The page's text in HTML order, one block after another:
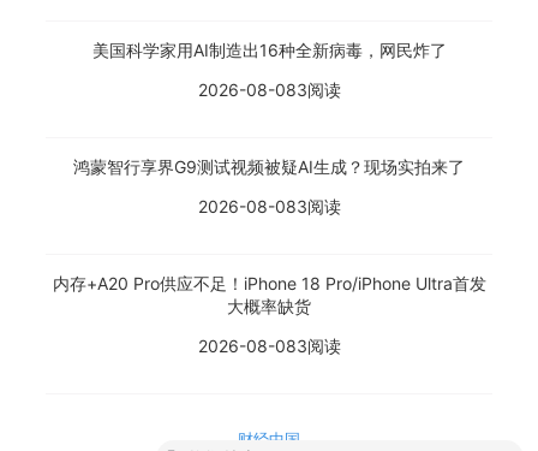
美国科学家用AI制造出16种全新病毒，网民炸了
2026-08-083阅读
鸿蒙智行享界G9测试视频被疑AI生成？现场实拍来了
2026-08-083阅读
内存+A20 Pro供应不足！iPhone 18 Pro/iPhone Ultra首发
大概率缺货
2026-08-083阅读
财经中国